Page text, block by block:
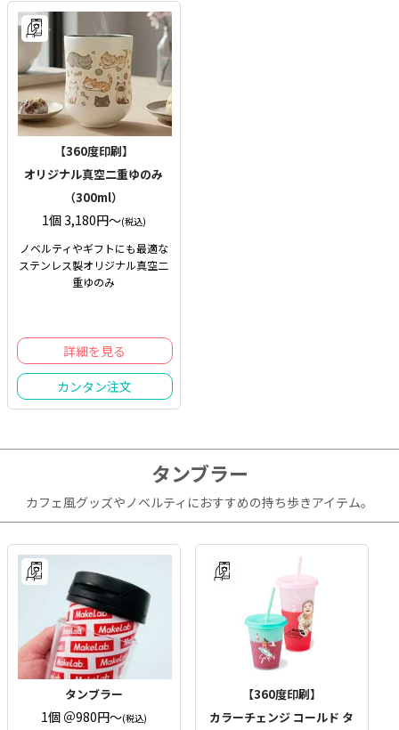
【360度印刷】
オリジナル真空二重ゆのみ
（300ml）
1個 3,180円〜(税込)
ノベルティやギフトにも最適な
ステンレス製オリジナル真空二
重ゆのみ
詳細を見る
カンタン注文
タンブラー
カフェ風グッズやノベルティにおすすめの持ち歩きアイテム。
タンブラー
1個 ＠980円〜(税込)
【360度印刷】
カラーチェンジ コールド タ